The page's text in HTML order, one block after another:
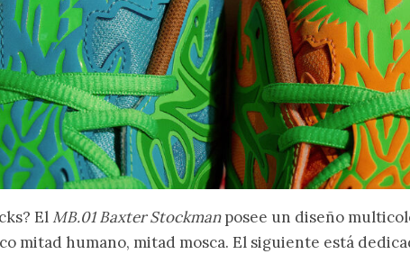
El MB.01 Baxter Stockmanposee un diseño
mitad humano, mitad mosca. El siguiente está